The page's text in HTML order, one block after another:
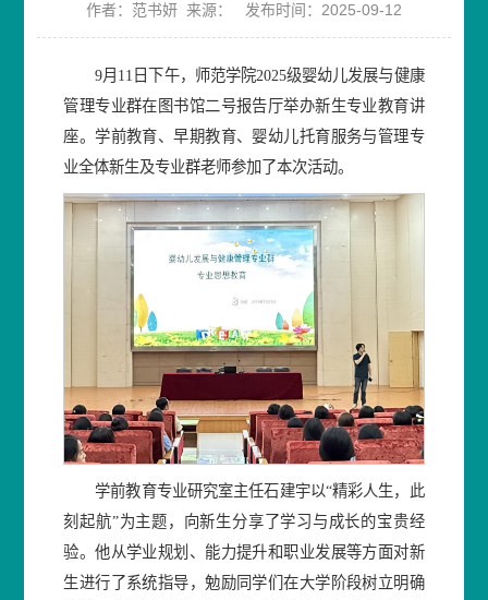
作者：范书妍 来源： 发布时间：2025-09-12
9月11日下午，师范学院2025级婴幼儿发展与健康
管理专业群在图书馆二号报告厅举办新生专业教育讲
座。学前教育、早期教育、婴幼儿托育服务与管理专
业全体新生及专业群老师参加了本次活动。
学前教育专业研究室主任石建宇以“精彩人生，此
刻起航”为主题，向新生分享了学习与成长的宝贵经
验。他从学业规划、能力提升和职业发展等方面对新
生进行了系统指导，勉励同学们在大学阶段树立明确